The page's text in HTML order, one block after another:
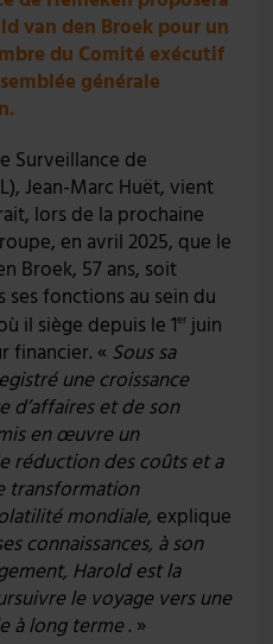
van den Broek pour un
du Comité exécutif
générale
Surveillance de
Jean-Marc Huët, vient
lors de la prochaine
en avril 2025, que le
Broek, 57 ans, soit
fonctions au sein du
il siège depuis le 1erjuin
financier. « Sous sa
une croissance
d’affaires et de son
en œuvre un
réduction des coûts et a
transformation
mondiale, explique
connaissances, à son
Harold est la
le voyage vers une
à long terme. »